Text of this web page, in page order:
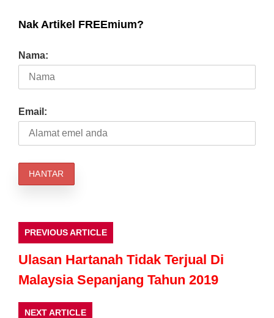
Nak Artikel FREEmium?
Nama:
Email:
PREVIOUS ARTICLE
Ulasan Hartanah Tidak Terjual Di
Malaysia Sepanjang Tahun 2019
NEXT ARTICLE